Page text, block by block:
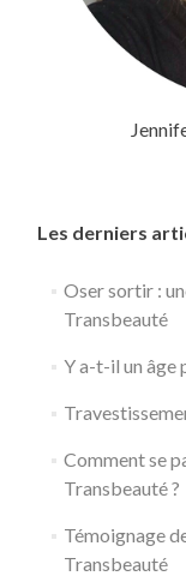
Les derniers
Oser sortir :
Transbeauté
Y a-t-il un âge
Comment se
Transbeauté ?
Témoignage
Transbeauté